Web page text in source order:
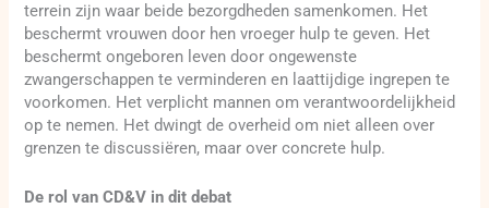
terrein zijn waar beide bezorgdheden samenkomen. Het
beschermt vrouwen door hen vroeger hulp te geven. Het
beschermt ongeboren leven door ongewenste
zwangerschappen te verminderen en laattijdige ingrepen te
voorkomen. Het verplicht mannen om verantwoordelijkheid
op te nemen. Het dwingt de overheid om niet alleen over
grenzen te discussiëren, maar over concrete hulp.
De rol van CD&V in dit debat